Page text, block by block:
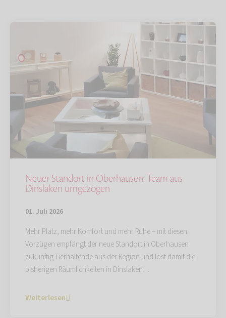
Neuer Standort in Oberhausen: Team aus
Dinslaken umgezogen
01. Juli 2026
Mehr Platz, mehr Komfort und mehr Ruhe – mit diesen
Vorzügen empfängt der neue Standort in Oberhausen
zukünftig Tierhaltende aus der Region und löst damit die
bisherigen Räumlichkeiten in Dinslaken…
Weiterlesen